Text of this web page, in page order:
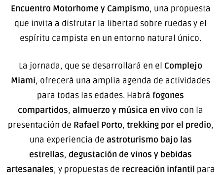
Encuentro Motorhome y Campismo, una propuesta
que invita a disfrutar la libertad sobre ruedas y el
espíritu campista en un entorno natural único.
La jornada, que se desarrollará en el Complejo
Miami, ofrecerá una amplia agenda de actividades
para todas las edades. Habrá fogones
compartidos, almuerzo y música en vivo con la
presentación de Rafael Porto, trekking por el predio,
una experiencia de astroturismo bajo las
estrellas, degustación de vinos y bebidas
artesanales, y propuestas de recreación infantil para